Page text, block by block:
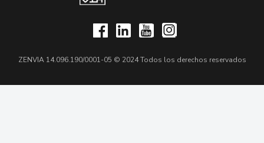
ZENVIA 14.096.190/0001-05 © 2024 Todos los derechos reservados